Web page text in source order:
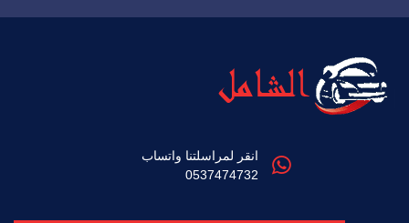
انقر لمراسلتنا واتساب
0537474732